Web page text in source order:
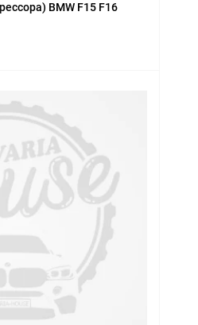
BMW F15 F16